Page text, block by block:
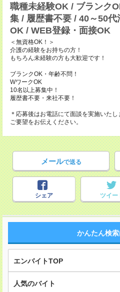
職種未経験OK / ブランク
集 / 履歴書不要 / 40～50
OK / WEB登録・面接OK
＜無資格OK！＞
介護の経験をお持ちの方！
もちろん未経験の方も大歓迎です！
ブランクOK・年齢不問！
WワークOK
10名以上募集中！
履歴書不要・来社不要！
＊応募後はお電話にて面談を実施いた
ご要望をお伝えください。
メールで送る
シェア ツイー
かんたん検
エンバイトTOP
人気のバイト